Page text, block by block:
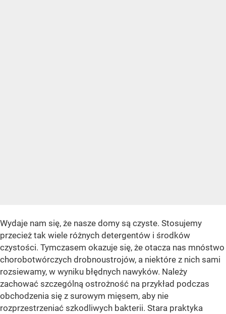
Wydaje nam się, że nasze domy są czyste. Stosujemy
przecież tak wiele różnych detergentów i środków
czystości. Tymczasem okazuje się, że otacza nas mnóstwo
chorobotwórczych drobnoustrojów, a niektóre z nich sami
rozsiewamy, w wyniku błędnych nawyków. Należy
zachować szczególną ostrożność na przykład podczas
obchodzenia się z surowym mięsem, aby nie
rozprzestrzeniać szkodliwych bakterii. Stara praktyka